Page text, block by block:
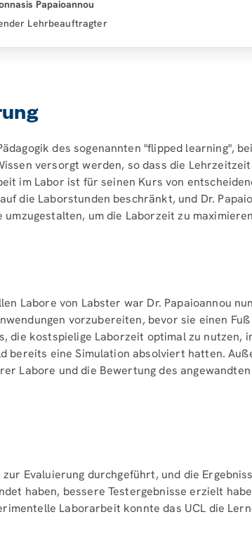
Papaioannou
Lehrbeauftragter
des sogenannten "flipped learning",
versorgt werden, so dass die
im Labor ist für seinen Kurs von
die Laborstunden beschränkt, und Dr.
um die Laborzeit zu
Labore von Labster war Dr. Papaioannou
vorzubereiten, bevor sie einen
die kostspielige Laborzeit optimal zu nutzen,
bereits eine Simulation absolviert hatten.
Labore und die Bewertung des
Evaluierung durchgeführt, und die
haben, bessere Testergebnisse erzielt
Laborarbeit konnte das UCL die